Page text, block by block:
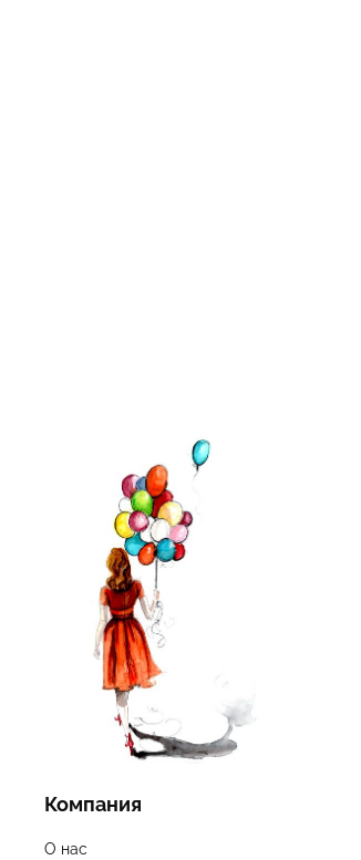
Компания
О нас